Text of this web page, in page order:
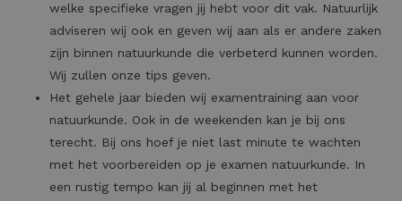
welke specifieke vragen jij hebt voor dit vak. Natuurlijk
adviseren wij ook en geven wij aan als er andere zaken
zijn binnen natuurkunde die verbeterd kunnen worden.
Wij zullen onze tips geven.
Het gehele jaar bieden wij examentraining aan voor
natuurkunde. Ook in de weekenden kan je bij ons
terecht. Bij ons hoef je niet last minute te wachten
met het voorbereiden op je examen natuurkunde. In
een rustig tempo kan jij al beginnen met het